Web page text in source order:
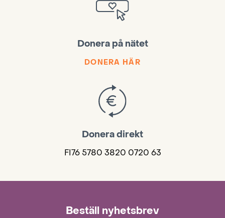
Donera på nätet
DONERA HÄR
Donera direkt
FI76 5780 3820 0720 63
Beställ nyhetsbrev